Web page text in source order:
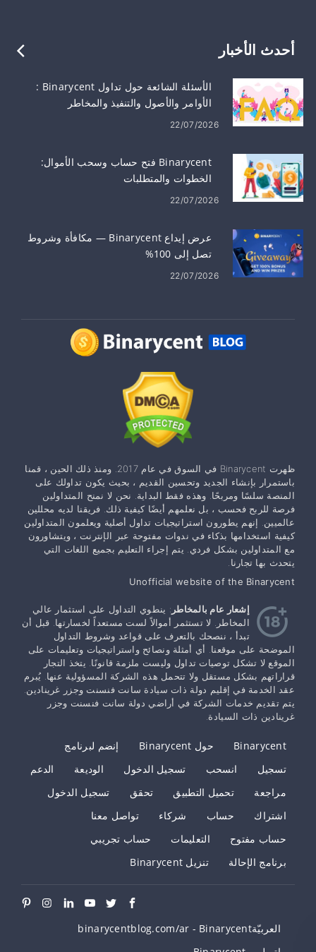
أحدث الأخبار
الأسئلة الشائعة حول تداول Binarycent :
الأوامر والأصول والتنفيذ والمخاطر
22/07/2026
Binarycent فتح حساب وسحب الأموال:
الخطوات والمتطلبات
22/07/2026
عرض إيداع Binarycent — مكافأة وشروط
تصل إلى 100%
22/07/2026
ظهرت Binarycent في السوق في عام 2017. ومنذ ذلك الحين ، قمنا
باستمرار بإنشاء الجديد وتحسين القديم ، بحيث يكون تداولك على
المنصة سلسًا ومربحًا. وهذه فقط البداية. نحن لا نمنح المتداولين
فرصة للربح فحسب ، بل نعلمهم أيضًا كيفية ذلك. فريقنا لديه محللين
عالميين. إنهم يطورون استراتيجيات تداول أصلية ويعلمون المتداولين
كيفية استخدامها بذكاء في ندوات مفتوحة عبر الإنترنت ، ويتشاورون
مع المتداولين بشكل فردي. يتم إجراء التعليم بجميع اللغات التي
يتحدث بها تجارنا.
Unofficial website of the Binarycent
إشعار عام بالمخاطر : ينطوي التداول على استثمار عالي
المخاطر. لا تستثمر أموالاً لست مستعداً لخسارتها. قبل أن
تبدأ ، ننصحك بالتعرف على قواعد وشروط التداول
الموضحة على موقعنا. أي أمثلة ونصائح واستراتيجيات وتعليمات على
الموقع لا تشكل توصيات تداول وليست ملزمة قانونًا. يتخذ التجار
قراراتهم بشكل مستقل ولا تتحمل هذه الشركة المسؤولية عنها. يُبرم
عقد الخدمة في إقليم دولة ذات سيادة سانت فنسنت وجزر غرينادين.
يتم تقديم خدمات الشركة في أراضي دولة سانت فنسنت وجزر
غرينادين ذات السيادة.
Binarycent حول Binarycent
إنضم لبرنامج
تسجيل
انسحب تسجيل الدخول الوديعة
الدعم
مراجعة
تحميل التطبيق تحقق
تسجيل الدخول
اشتراك
حساب شركاء
تواصل معنا
حساب مفتوح
التعليمات
حساب تجريبي
برنامج الإحالة
تنزيل Binarycent
العربيّةBinarycent - ‫binarycentblog.com/ar